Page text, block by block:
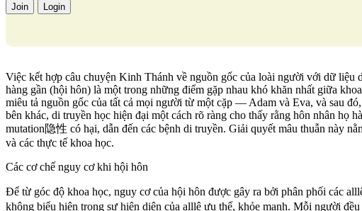
Join Login
Việc kết hợp câu chuyện Kinh Thánh về nguồn gốc của loài người với dữ liệu
hàng gần (hội hôn) là một trong những điểm gặp nhau khó khăn nhất giữa
miêu tả nguồn gốc của tất cả mọi người từ một cặp — Adam và Eva, và sau
bên khác, di truyền học hiện đại một cách rõ ràng cho thấy rằng hôn nhân họ
mutation隐性 có hại, dẫn đến các bệnh di truyền. Giải quyết mâu thuẫn này
và các thực tế khoa học.
Các cơ chế nguy cơ khi hội hôn
Để từ góc độ khoa học, nguy cơ của hội hôn được gây ra bởi phân phối các
không biểu hiện trong sự hiện diện của alllê ưu thế, khỏe mạnh. Mỗi người